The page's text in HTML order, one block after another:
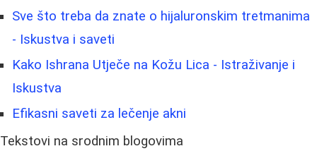
Sve što treba da znate o hijaluronskim tretmanima
- Iskustva i saveti
Kako Ishrana Utječe na Kožu Lica - Istraživanje i
Iskustva
Efikasni saveti za lečenje akni
Tekstovi na srodnim blogovima